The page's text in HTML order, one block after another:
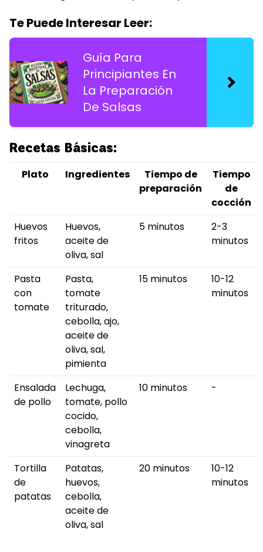
Te Puede Interesar Leer:
Guía Para
Principiantes En
La Preparación
De Salsas
Recetas Básicas:
Plato Ingredientes
Tiempo de
preparación
Tiempo
de
cocción
Huevos
fritos
Huevos,
aceite de
oliva, sal
5 minutos
2-3
minutos
Pasta
con
tomate
Pasta,
tomate
triturado,
cebolla, ajo,
aceite de
oliva, sal,
pimienta
15 minutos
10-12
minutos
Ensalada
de pollo
Lechuga,
tomate, pollo
cocido,
cebolla,
vinagreta
10 minutos -
Tortilla
de
patatas
Patatas,
huevos,
cebolla,
aceite de
oliva, sal
20 minutos
10-12
minutos